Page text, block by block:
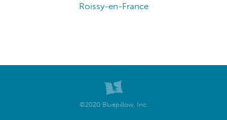
Roissy-en-France
©2020 Bluepillow, Inc.